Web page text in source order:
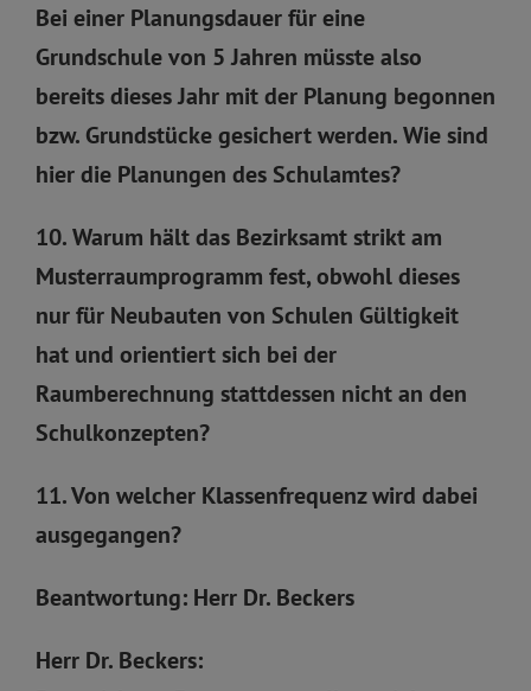
Bei einer Planungsdauer für eine
Grundschule von 5 Jahren müsste also
bereits dieses Jahr mit der Planung begonnen
bzw. Grundstücke gesichert werden. Wie sind
hier die Planungen des Schulamtes?
10. Warum hält das Bezirksamt strikt am
Musterraumprogramm fest, obwohl dieses
nur für Neubauten von Schulen Gültigkeit
hat und orientiert sich bei der
Raumberechnung stattdessen nicht an den
Schulkonzepten?
11. Von welcher Klassenfrequenz wird dabei
ausgegangen?
Beantwortung: Herr Dr. Beckers
Herr Dr. Beckers: